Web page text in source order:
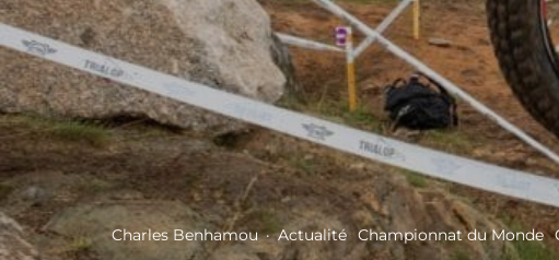
Charles Benhamou · Actualité Championnat du Monde